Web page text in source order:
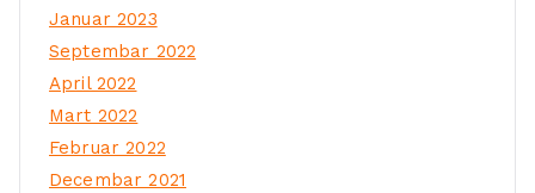
Januar 2023
Septembar 2022
April 2022
Mart 2022
Februar 2022
Decembar 2021